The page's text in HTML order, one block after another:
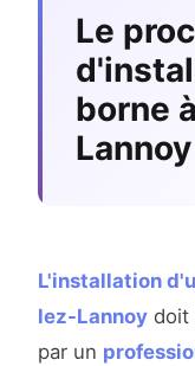
Le
borne
Lannoy
L'installation
lez-Lannoy doit
par un